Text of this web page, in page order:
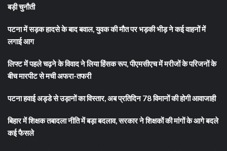
बड़ी चुनौती
पटना में सड़क हादसे के बाद बवाल, युवक की मौत पर भड़की भीड़ ने कई वाहनों में
लगाई आग
लिफ्ट में पहले चढ़ने के विवाद ने लिया हिंसक रूप, पीएमसीएच में मरीजों के परिजनों के
बीच मारपीट से मची अफरा-तफरी
पटना हवाई अड्डे से उड़ानों का विस्तार, अब प्रतिदिन 78 विमानों की होगी आवाजाही
बिहार में शिक्षक तबादला नीति में बड़ा बदलाव, सरकार ने शिक्षकों की मांगों के आगे बदले
कई फैसले